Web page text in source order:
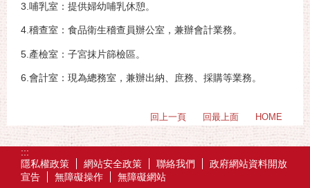
3.哺乳室：提供婦幼哺乳休憩。
4.稽查室：食品衛生稽查員辦公室，兼辦會計業務。
5.產檢室：子宮抹片篩檢區。
6.會計室：現為總務室，兼辦出納、庶務、採購等業務。
回上一頁 回最上面 HOME
:::
隱私權政策
網站安全政策 聯絡我們
政府網站資料開放
宣告
無障礙操作 無障礙網站